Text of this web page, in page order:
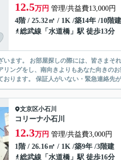
12.5万円 管理/共益費13,000円
4階 / 25.32㎡ / 1K /築14年 /10階建
総武線 「 水道橋 」駅 徒歩13分
当社では【あなたに１番のお部
向きよりもあなた向きのお部屋をご提案いたします。 シング
無い賃貸物件を豊富にご紹介しております。 保
文京区小石川
コリーナ小石川
12.3万円 管理/共益費3,000円
1階 / 26.16㎡ / 1K /築9年 /3階建
総武線 「 水道橋 」駅 徒歩16分